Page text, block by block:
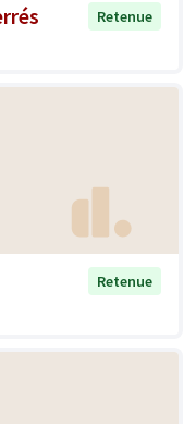
Retenue
Retenue